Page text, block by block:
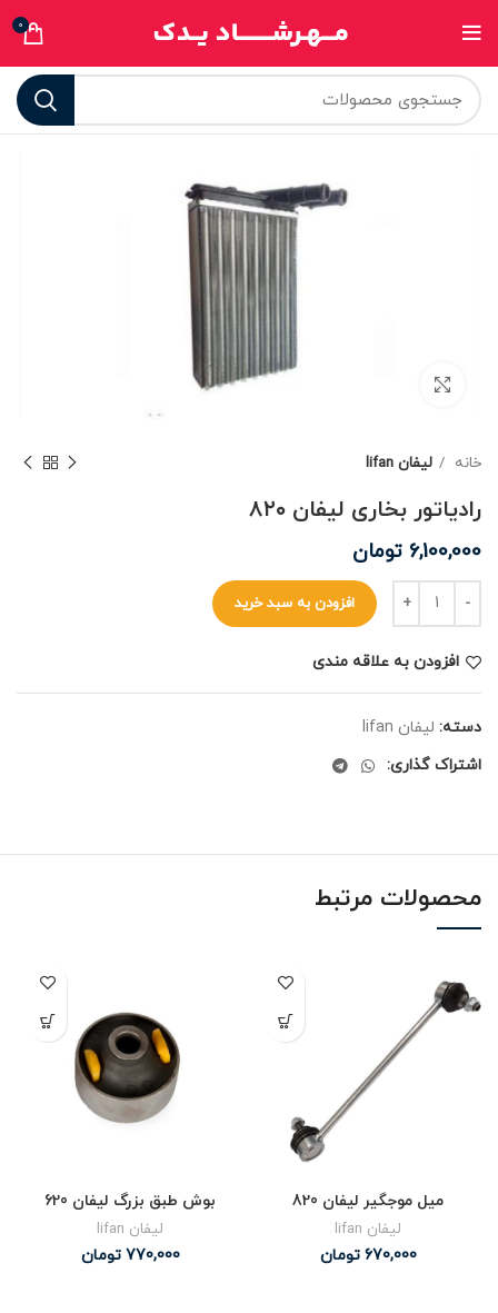
0
خانه لیفان lifan
رادیاتور بخاری لیفان ۸۲۰
6,100,000 تومان
افزودن به سبد خرید
افزودن به علاقه مندی
دسته: لیفان lifan
اشتراک گذاری:
محصولات مرتبط
میل موجگیر لیفان 820
لیفان lifan
670,000 تومان
بوش طبق بزرگ لیفان 620
لیفان lifan
770,000 تومان